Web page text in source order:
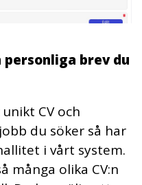
personliga brev du
CV och
du söker så har
i vårt system.
många olika CV:n